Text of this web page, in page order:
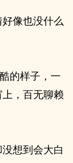
像也没什么
的样子，一
，百无聊赖
想到会大白